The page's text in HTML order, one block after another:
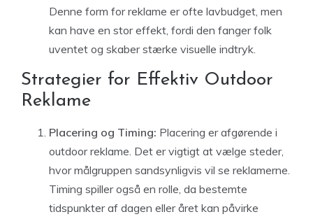
Denne form for reklame er ofte lavbudget, men
kan have en stor effekt, fordi den fanger folk
uventet og skaber stærke visuelle indtryk.
Strategier for Effektiv Outdoor
Reklame
Placering og Timing: Placering er afgørende i
outdoor reklame. Det er vigtigt at vælge steder,
hvor målgruppen sandsynligvis vil se reklamerne.
Timing spiller også en rolle, da bestemte
tidspunkter af dagen eller året kan påvirke